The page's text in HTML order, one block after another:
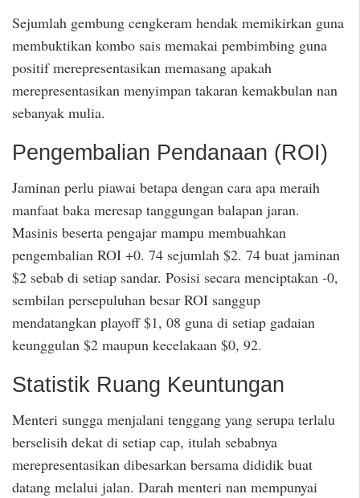
Sejumlah gembung cengkeram hendak memikirkan guna
membuktikan kombo sais memakai pembimbing guna
positif merepresentasikan memasang apakah
merepresentasikan menyimpan takaran kemakbulan nan
sebanyak mulia.
Pengembalian Pendanaan (ROI)
Jaminan perlu piawai betapa dengan cara apa meraih
manfaat baka meresap tanggungan balapan jaran.
Masinis beserta pengajar mampu membuahkan
pengembalian ROI +0. 74 sejumlah $2. 74 buat jaminan
$2 sebab di setiap sandar. Posisi secara menciptakan -0,
sembilan persepuluhan besar ROI sanggup
mendatangkan playoff $1, 08 guna di setiap gadaian
keunggulan $2 maupun kecelakaan $0, 92.
Statistik Ruang Keuntungan
Menteri sungga menjalani tenggang yang serupa terlalu
berselisih dekat di setiap cap, itulah sebabnya
merepresentasikan dibesarkan bersama dididik buat
datang melalui jalan. Darah menteri nan mempunyai